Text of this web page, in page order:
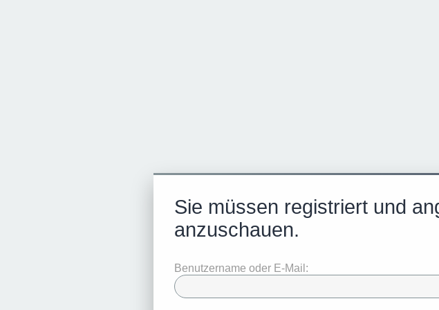
Sie müssen registriert und
anzuschauen.
Benutzername oder E-Mail: